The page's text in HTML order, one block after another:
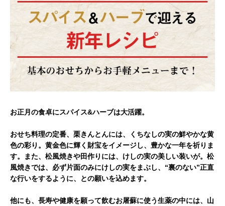
お正月の食卓にスパイス&ハーブは大活躍。
おせち料理の定番、栗きんとんには、くちなしの実の鮮やかな黄
色の彩り。黄金色に輝く財宝をイメージし、豊かな一年を祈りま
す。また、松風焼きや田作りには、けしの実の美しい装いが。松
風焼きでは、必ず片面のみにけしの実をまぶし、“裏のない”正直
な行いをするように、との願いを込めます。
他にも、長寿や健康を願って飲むお屠蘇に使う生薬の中には、山